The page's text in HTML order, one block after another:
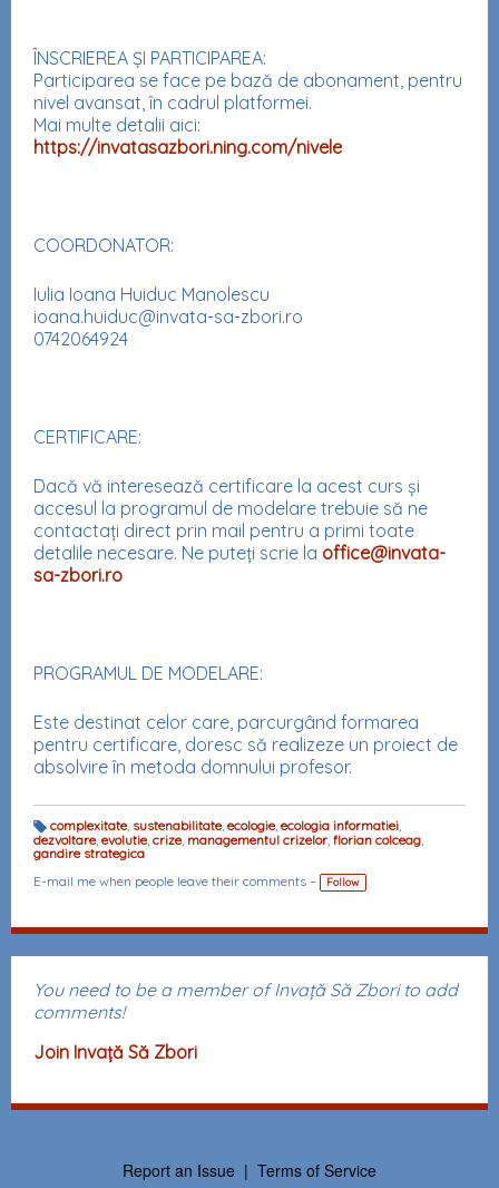
ÎNSCRIEREA ȘI PARTICIPAREA:
Participarea se face pe bază de abonament, pentru
nivel avansat, în cadrul platformei.
Mai multe detalii aici:
https://invatasazbori.ning.com/nivele
COORDONATOR:
Iulia Ioana Huiduc Manolescu
ioana.huiduc@invata-sa-zbori.ro
0742064924
CERTIFICARE:
Dacă vă interesează certificare la acest curs și
accesul la programul de modelare trebuie să ne
contactați direct prin mail pentru a primi toate
detalile necesare. Ne puteți scrie la office@invata-
sa-zbori.ro
PROGRAMUL DE MODELARE:
Este destinat celor care, parcurgând formarea
pentru certificare, doresc să realizeze un proiect de
absolvire în metoda domnului profesor.
T
a
s:
complexitate sustenabilitate ecologie ecologia informatiei
dezvoltare evolutie crize managementul crizelor florian colceag
gandire strategica
E-mail me when people leave their comments –
Follow
You need to be a member of Invață Să Zbori to add
comments!
Join Invață Să Zbori
Report an Issue | Terms of Service